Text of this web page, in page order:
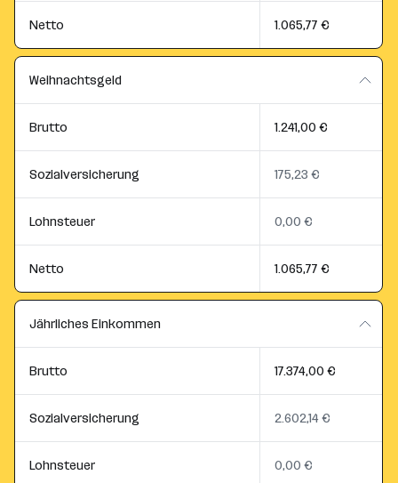
Netto 1.065,77 €
Weihnachtsgeld
Brutto 1.241,00 €
Sozialversicherung 175,23 €
Lohnsteuer 0,00 €
Netto 1.065,77 €
Jährliches Einkommen
Brutto 17.374,00 €
Sozialversicherung 2.602,14 €
Lohnsteuer 0,00 €